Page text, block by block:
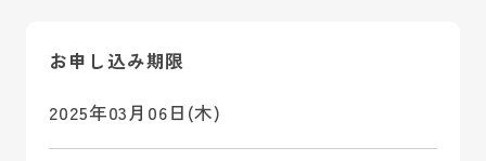
お申し込み期限
2025年03月06日(木)